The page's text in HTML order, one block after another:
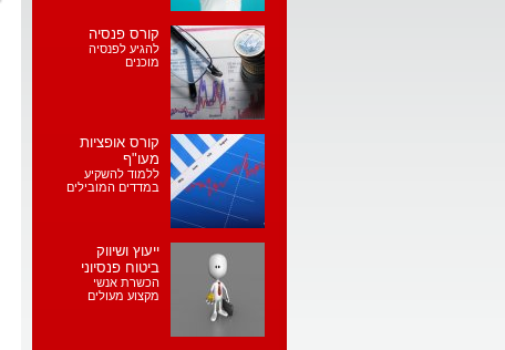
קורס פנסיה
להגיע לפנסיה
מוכנים
קורס אופציות
מעו"ף
ללמוד להשקיע
במדדים המובילים
ייעוץ ושיווק
ביטוח פנסיוני
הכשרת אנשי
מקצוע מעולים